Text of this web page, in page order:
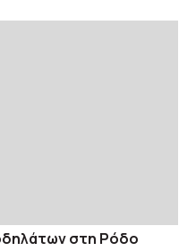
στη Ρόδο